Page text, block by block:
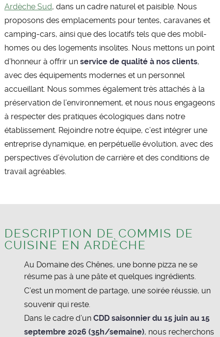
Ardèche Sud, dans un cadre naturel et paisible. Nous
proposons des emplacements pour tentes, caravanes et
camping-cars, ainsi que des locatifs tels que des mobil-
homes ou des logements insolites. Nous mettons un point
d’honneur à offrir un service de qualité à nos clients,
avec des équipements modernes et un personnel
accueillant. Nous sommes également très attachés à la
préservation de l’environnement, et nous nous engageons
à respecter des pratiques écologiques dans notre
établissement. Rejoindre notre équipe, c’est intégrer une
entreprise dynamique, en perpétuelle évolution, avec des
perspectives d’évolution de carrière et des conditions de
travail agréables.
DESCRIPTION DE COMMIS DE
CUISINE EN ARDÈCHE
Au Domaine des Chênes, une bonne pizza ne se
résume pas à une pâte et quelques ingrédients.
C’est un moment de partage, une soirée réussie, un
souvenir qui reste.
Dans le cadre d’un CDD saisonnier du 15 juin au 15
septembre 2026 (35h/semaine), nous recherchons